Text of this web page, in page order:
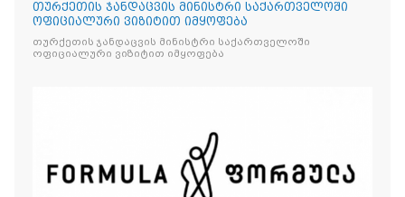
თურქეთის ჯანდაცვის მინისტრი საქართველოში
ოფიციალური ვიზიტით იმყოფება
თურქეთის ჯანდაცვის მინისტრი საქართველოში
ოფიციალური ვიზიტით იმყოფება